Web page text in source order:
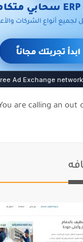
You are calling an